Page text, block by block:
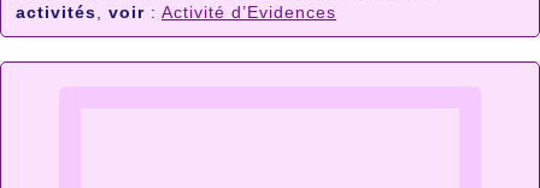
activités
voir : Activité d’Evidences